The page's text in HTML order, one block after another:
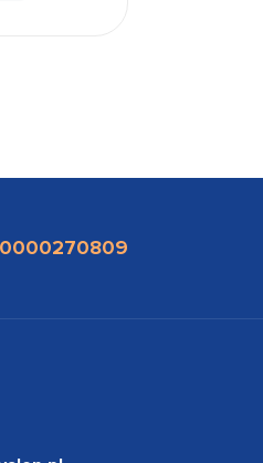
0000270809